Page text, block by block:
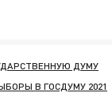
ДУМУ
В ГОСДУМУ 2021